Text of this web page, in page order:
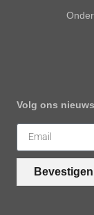
Volg ons
Bevestigen